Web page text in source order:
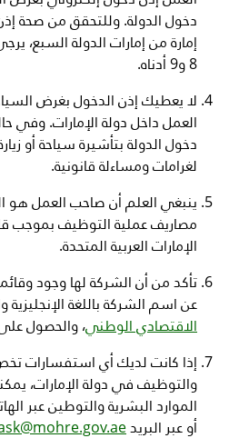
دخول الدولة. وللتحقق من صحة
إمارة من إمارات الدولة السبع،
8 و9 أدناه.
لا يعطيك إذن الدخول بغرض
العمل داخل دولة الإمارات. وفي
دخول الدولة بتأشيرة سياحة أو
لغرامات ومساءلة قانونية.
ينبغي العلم أن صاحب العمل
مصاريف عملية التوظيف بموجب
الإمارات العربية المتحدة.
تأكد من أن الشركة لها وجود
عن اسم الشركة باللغة
الاقتصادي الوطني، والحصول
إذا كانت لديك أي استفسارات
والتوظيف في دولة الإمارات،
الموارد البشرية والتوطين عبر
أو عبر البريد